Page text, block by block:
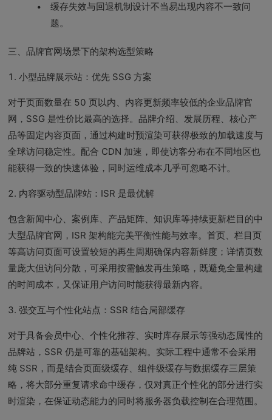
缓存失效与回退机制设计不当易出现内容不一致问
题。
三、品牌官网场景下的架构选型策略
1. 小型品牌展示站：优先 SSG 方案
对于页面数量在 50 页以内、内容更新频率较低的企业品牌官
网，SSG 是性价比最高的选择。品牌介绍、发展历程、核心产
品等固定内容页面，通过构建时预渲染可获得极致的加载速度与
全球访问稳定性。配合 CDN 加速，即使访客分布在不同地区也
能获得一致的快速体验，同时运维成本几乎可忽略不计。
2. 内容驱动型品牌站：ISR 是最优解
包含新闻中心、案例库、产品矩阵、知识库等持续更新栏目的中
大型品牌官网，ISR 架构能完美平衡性能与效率。首页、栏目页
等高访问页面可设置较短的再生周期确保内容新鲜度；详情页数
量庞大但访问分散，可采用按需触发再生策略，既避免全量构建
的时间成本，又保证用户访问时能获得最新内容。
3. 强交互与个性化站点：SSR 结合局部缓存
对于具备会员中心、个性化推荐、实时库存展示等强动态属性的
品牌站，SSR 仍是可靠的基础架构。实际工程中通常不会采用
纯 SSR，而是结合页面级缓存、组件级缓存与数据缓存三层策
略，将大部分重复请求命中缓存，仅对真正个性化的部分进行实
时渲染，在保证动态能力的同时将服务器负载控制在合理范围。